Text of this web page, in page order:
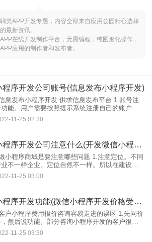
类APP开发专题，内容全部来自应用公园精心选择
最新资讯。
在线开发制作平台，无需编程，纯图形化操作，
应用的制作者和发布者。
程序开发公司账号(信息发布小程序开发)
息发布小程序开发 供求信息发布平台 1.账号注
功能。用户需要按照提示系统注册自己的账户、
和验证码，一键完成注册。 2.账号注册完成
可以免费查询平台有哪些房子可以出租，广告
11-25 02:30
小程序开发公司注意什么(开发微信小程序需要注意什么事项前期要准备什么工作)
小程序商城是要注意哪些问题 1.注意定位。不同
不一样企业。定位自然不一样。所以在建设之
小程序商城一定要想好自己需要什么样的定位。
定位不明确小程序的开发会变得很麻烦。比如
11-25 03:00
小程序开发功能(微信小程序开发价格受哪些原因影响)
户小程序费用报价咨询容易走进的误区 1.先问价
然后说功能。部分咨询小程序开发的客户很容
走进的一个误区是：先问价格，再说功能。小程
发费用基于小程序的功能需求。功能不同，费
11-25 03:30